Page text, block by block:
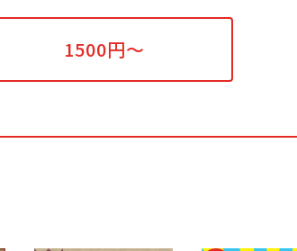
1500円～